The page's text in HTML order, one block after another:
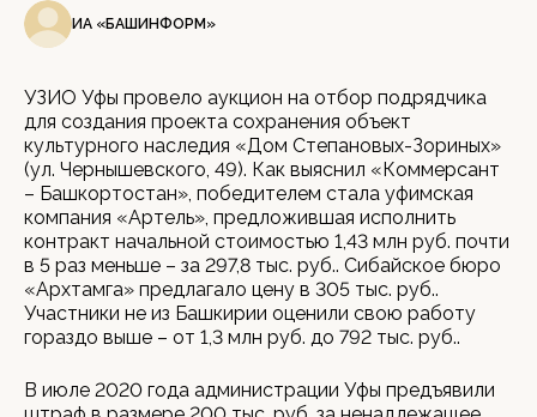
ИА «БАШИНФОРМ»
УЗИО Уфы провело аукцион на отбор подрядчика
для создания проекта сохранения объект
культурного наследия «Дом Степановых-Зориных»
(ул. Чернышевского, 49). Как выяснил «Коммерсант
– Башкортостан», победителем стала уфимская
компания «Артель», предложившая исполнить
контракт начальной стоимостью 1,43 млн руб. почти
в 5 раз меньше – за 297,8 тыс. руб.. Сибайское бюро
«Архтамга» предлагало цену в 305 тыс. руб..
Участники не из Башкирии оценили свою работу
гораздо выше – от 1,3 млн руб. до 792 тыс. руб..
В июле 2020 года администрации Уфы предъявили